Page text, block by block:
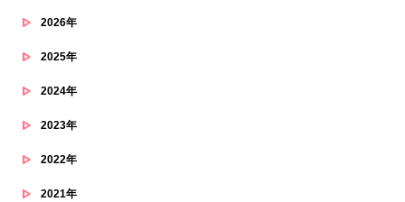
2026年
2025年
2024年
2023年
2022年
2021年